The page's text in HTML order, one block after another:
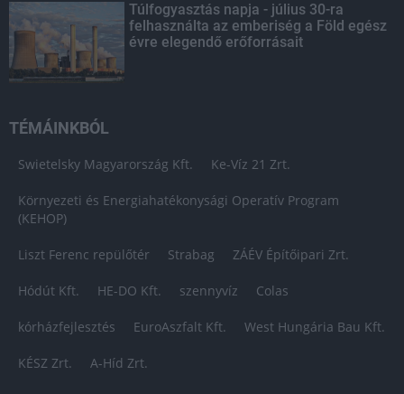
Túlfogyasztás napja - július 30-ra
felhasználta az emberiség a Föld egész
évre elegendő erőforrásait
TÉMÁINKBÓL
Swietelsky Magyarország Kft. Ke-Víz 21 Zrt.
Környezeti és Energiahatékonysági Operatív Program
(KEHOP)
Liszt Ferenc repülőtér Strabag ZÁÉV Építőipari Zrt.
Hódút Kft. HE-DO Kft. szennyvíz Colas
kórházfejlesztés EuroAszfalt Kft. West Hungária Bau Kft.
KÉSZ Zrt. A-Híd Zrt.